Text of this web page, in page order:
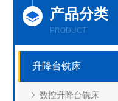
产品分类
PRODUCT
升降台铣床
数控升降台铣床